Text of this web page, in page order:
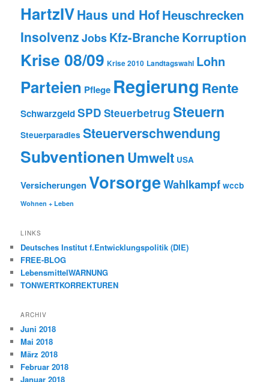
HartzIVHaus und HofHeuschrecken
Insolvenz Jobs Kfz-BrancheKorruption
Krise 08/09 Krise 2010 Landtagswahl Lohn
Parteien Pflege Regierung Rente
SchwarzgeldSPD Steuerbetrug Steuern
Steuerparadies Steuerverschwendung
SubventionenUmwelt USA
VersicherungenVorsorgeWahlkampf wccb
Wohnen + Leben
LINKS
Deutsches Institut f.Entwicklungspolitik (DIE)
FREE-BLOG
LebensmittelWARNUNG
TONWERTKORREKTUREN
ARCHIV
Juni 2018
Mai 2018
März 2018
Februar 2018
Januar 2018